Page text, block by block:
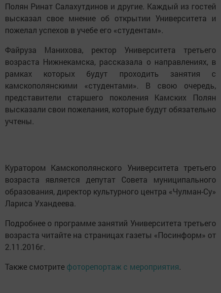
Полян Ринат Салахутдинов и другие. Каждый из гостей
высказал свое мнение об открытии Университета и
пожелал успехов в учебе его «студентам».
Файруза Манихова, ректор Университета третьего
возраста Нижнекамска, рассказала о направлениях, в
рамках которых будут проходить занятия с
камскополянскими «студентами». В свою очередь,
представители старшего поколения Камских Полян
высказали свои пожелания, которые будут обязательно
учтены.
Куратором Камскополянского Университета третьего
возраста является депутат Совета муниципального
образования, директор культурного центра «Чулман-Су»
Лариса Ухандеева.
Подробнее о программе занятий Университета третьего
возраста читайте на страницах газеты «Посинформ» от
2.11.2016г.
Также смотрите фоторепортаж с мероприятия.